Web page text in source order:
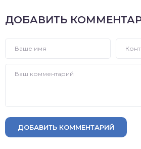
ДОБАВИТЬ
ДОБАВИТЬ КОММЕНТАРИЙ